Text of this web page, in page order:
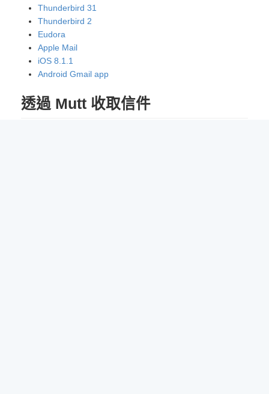
Thunderbird 31
Thunderbird 2
Eudora
Apple Mail
iOS 8.1.1
Android Gmail app
透過 Mutt 收取信件